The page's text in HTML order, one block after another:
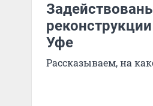
Уфе
Рассказываем, на